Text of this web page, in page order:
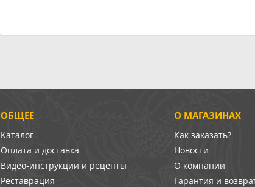
О МАГАЗИНАХ
Как заказать?
Новости
О компании
Гарантия и
ОБЩЕЕ
Каталог
Оплата и доставка
Видео-инструкции и рецепты
Реставрация